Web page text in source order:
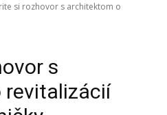
si rozhovor s architektom o
s
revitalizácií